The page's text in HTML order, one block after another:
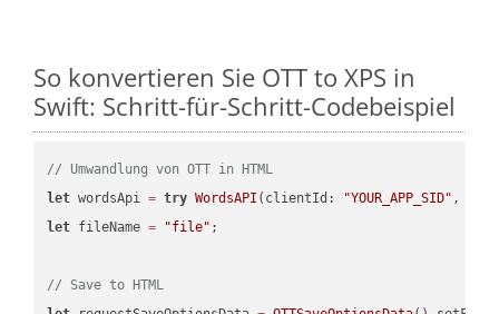
So konvertieren Sie OTT to XPS in
Swift: Schritt-für-Schritt-Codebeispiel
// Umwandlung von OTT in HTML
let wordsApi = try WordsAPI (clientId: "YOUR_APP_SID" ,
let fileName = "file" ;
// Save to HTML